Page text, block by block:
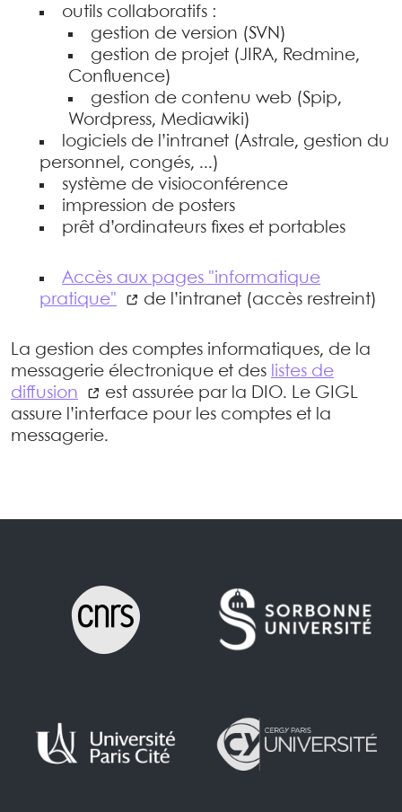
outils collaboratifs :
gestion de version (SVN)
gestion de projet (JIRA, Redmine,
Confluence)
gestion de contenu web (Spip,
Wordpress, Mediawiki)
logiciels de l’intranet (Astrale, gestion du
personnel, congés, ...)
système de visioconférence
impression de posters
prêt d’ordinateurs fixes et portables
Accès aux pages "informatique
pratique"
de l’intranet (accès restreint)
La gestion des comptes informatiques, de la
messagerie électronique et des listes de
diffusion
est assurée par la DIO. Le GIGL
assure l’interface pour les comptes et la
messagerie.